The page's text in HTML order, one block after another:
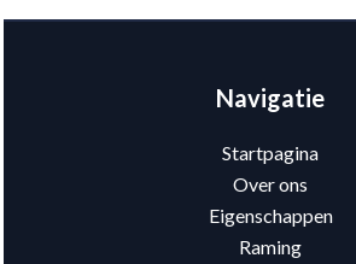
Navigatie
Startpagina
Over ons
Eigenschappen
Raming